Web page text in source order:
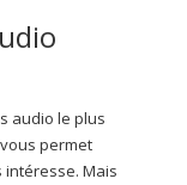
audio le plus
permet
intéresse. Mais